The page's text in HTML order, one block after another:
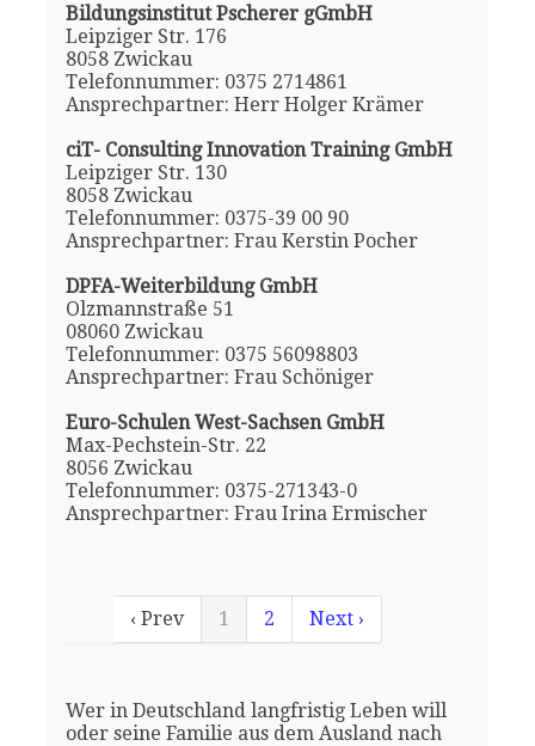
Bildungsinstitut Pscherer gGmbH
Leipziger Str. 176
8058 Zwickau
Telefonnummer: 0375 2714861
Ansprechpartner: Herr Holger Krämer
ciT- Consulting Innovation Training GmbH
Leipziger Str. 130
8058 Zwickau
Telefonnummer: 0375-39 00 90
Ansprechpartner: Frau Kerstin Pocher
DPFA-Weiterbildung GmbH
Olzmannstraße 51
08060 Zwickau
Telefonnummer: 0375 56098803
Ansprechpartner: Frau Schöniger
Euro-Schulen West-Sachsen GmbH
Max-Pechstein-Str. 22
8056 Zwickau
Telefonnummer: 0375-271343-0
Ansprechpartner: Frau Irina Ermischer
‹ Prev 1 2 Next ›
Wer in Deutschland langfristig Leben will
oder seine Familie aus dem Ausland nach